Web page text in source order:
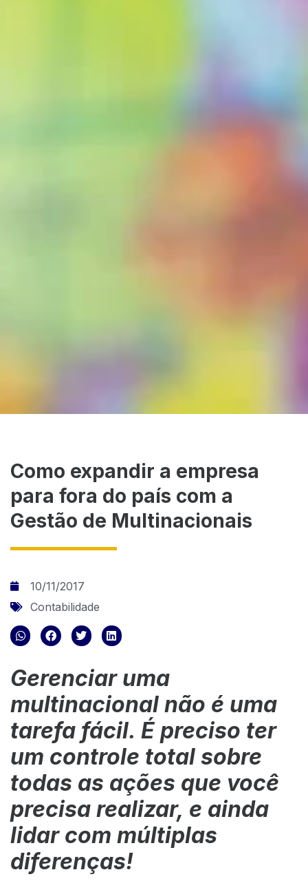
Como expandir a empresa
para fora do país com a
Gestão de Multinacionais
10/11/2017
Contabilidade
Gerenciar uma
multinacional não é uma
tarefa fácil. É preciso ter
um controle total sobre
todas as ações que você
precisa realizar, e ainda
lidar com múltiplas
diferenças!